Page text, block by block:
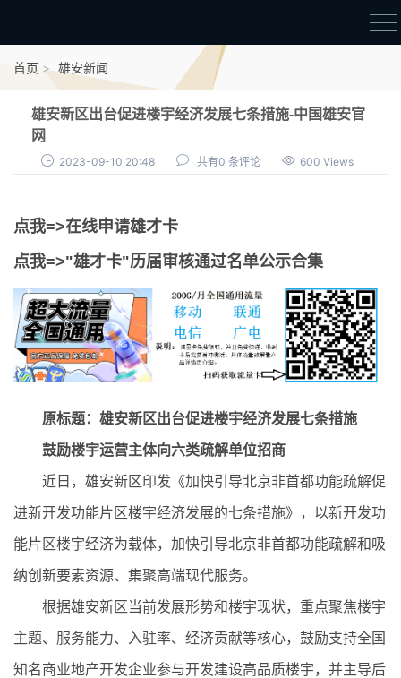
首页
审核通过公示
首页 雄安新闻
雄安新区出台促进楼宇经济发展七条措施-中国雄安官
网
2023-09-10 20:48 共有0 条评论 600 Views
点我=>在线申请雄才卡
点我=>"雄才卡"历届审核通过名单公示合集
原标题：雄安新区出台促进楼宇经济发展七条措施
鼓励楼宇运营主体向六类疏解单位招商
近日，雄安新区印发《加快引导北京非首都功能疏解促
进新开发功能片区楼宇经济发展的七条措施》，以新开发功
能片区楼宇经济为载体，加快引导北京非首都功能疏解和吸
纳创新要素资源、集聚高端现代服务。
根据雄安新区当前发展形势和楼宇现状，重点聚焦楼宇
主题、服务能力、入驻率、经济贡献等核心，鼓励支持全国
知名商业地产开发企业参与开发建设高品质楼宇，并主导后